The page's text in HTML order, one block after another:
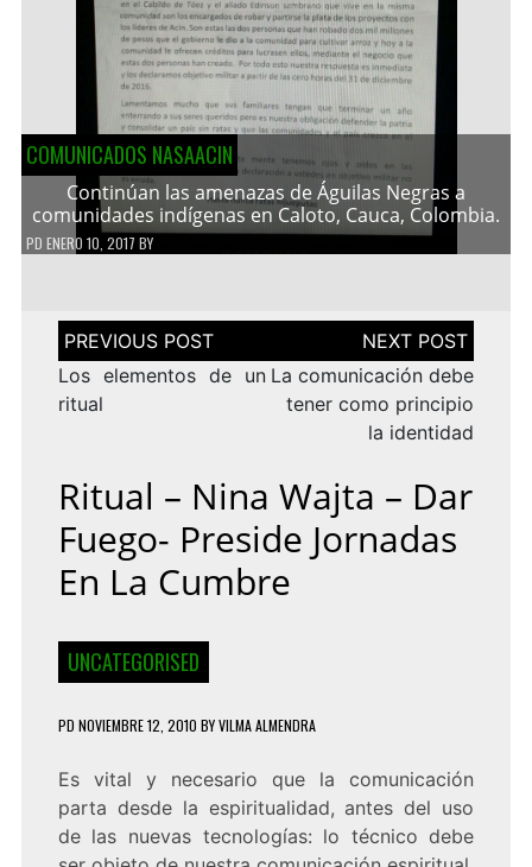
COMUNICADOS NASAACIN
Continúan las amenazas de Águilas Negras a
comunidades indígenas en Caloto, Cauca, Colombia.
PD ENERO 10, 2017 BY
Navegación
de
entradas
Los elementos de un
ritual
La comunicación debe
tener como principio
la identidad
Ritual – Nina Wajta – Dar
Fuego- Preside Jornadas
En La Cumbre
UNCATEGORISED
PD NOVIEMBRE 12, 2010 BYVILMA ALMENDRA
Es vital y necesario que la comunicación
parta desde la espiritualidad, antes del uso
de las nuevas tecnologías: lo técnico debe